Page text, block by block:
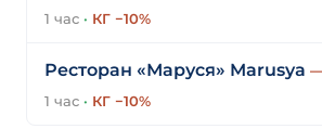
1 час · КГ −10%
Ресторан «Маруся» Marusya
1 час · КГ −10%